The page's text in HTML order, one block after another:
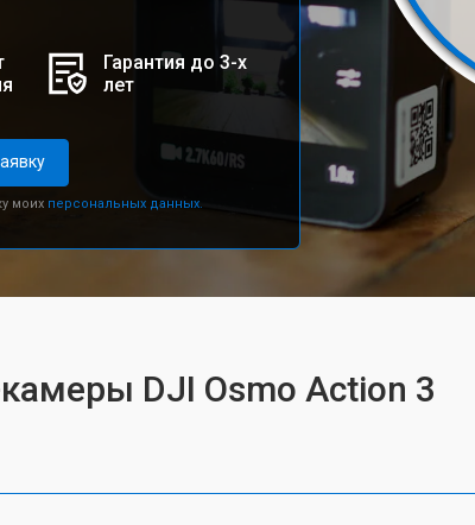
Гарантия до 3-х
лет
моих персональных данных.
DJI Osmo Action 3